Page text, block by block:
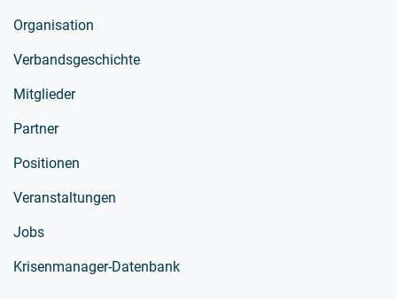
Organisation
Verbandsgeschichte
Mitglieder
Partner
Positionen
Veranstaltungen
Jobs
Krisenmanager-Datenbank